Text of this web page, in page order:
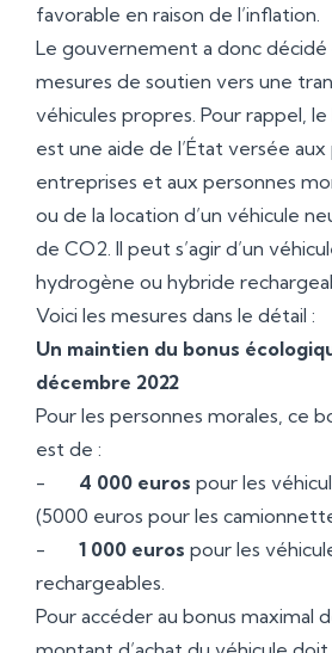
favorable en raison de l’inflation.
Le gouvernement a donc
mesures de soutien vers une
véhicules propres. Pour rappel,
est une aide de l’État versée
entreprises et aux personnes
ou de la location d’un véhicule
de CO2. Il peut s’agir d’un
hydrogène ou hybride
Voici les mesures dans le détail :
Un maintien du bonus
décembre 2022
Pour les personnes morales, ce
est de :
-
4 000 euros pour les
(5000 euros pour les
- 1 000 euros pour les
rechargeables.
Pour accéder au bonus maximal